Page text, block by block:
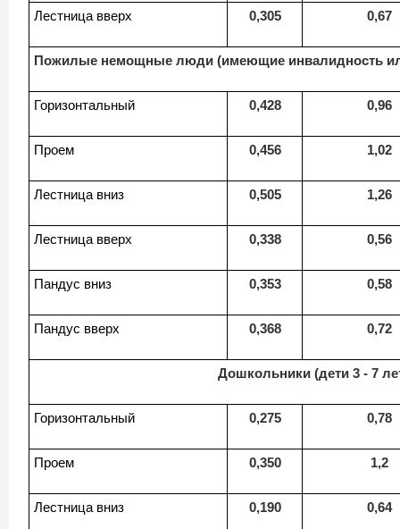
Лестница вверх 0,305 0,67
Пожилые немощные люди (имеющие инвалидность
Горизонтальный 0,428 0,96
Проем 0,456 1,02
Лестница вниз 0,505 1,26
Лестница вверх 0,338 0,56
Пандус вниз 0,353 0,58
Пандус вверх 0,368 0,72
Дошкольники (дети 3 - 7
Горизонтальный 0,275 0,78
Проем 0,350 1,2
Лестница вниз 0,190 0,64